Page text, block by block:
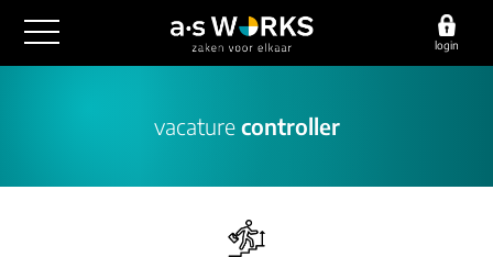
login
salarisadministratie
vacature controller